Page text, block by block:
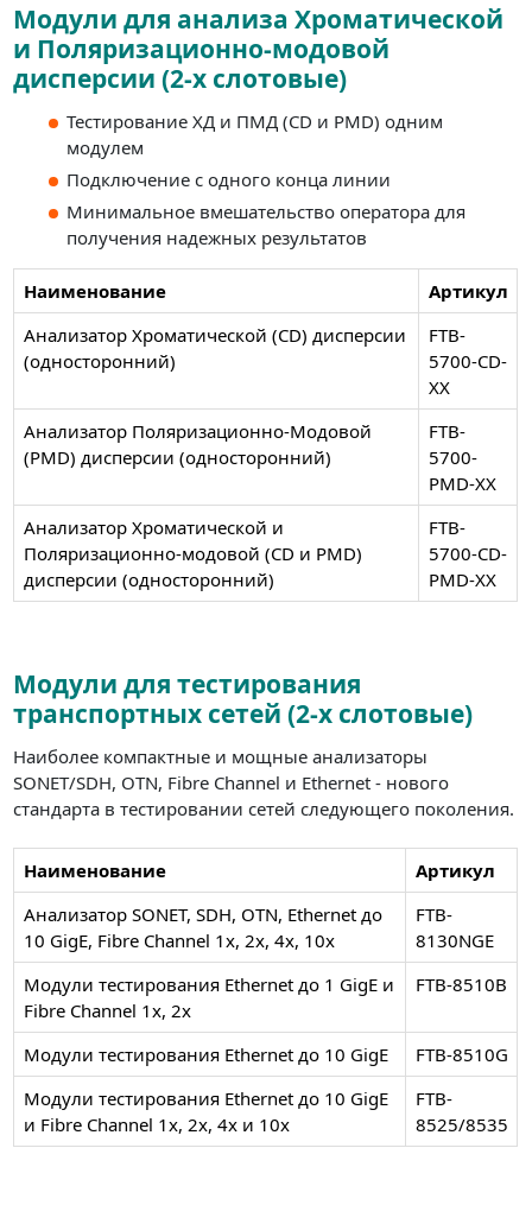
Модули для анализа Хроматической
и Поляризационно-модовой
дисперсии (2-х слотовые)
Тестирование ХД и ПМД (CD и PMD) одним
модулем
Подключение с одного конца линии
Минимальное вмешательство оператора для
получения надежных результатов
Наименование
Артикул
Анализатор Хроматической (CD) дисперсии
(односторонний)
FTB-
5700-CD-
XX
Анализатор Поляризационно-Модовой
(PMD) дисперсии (односторонний)
FTB-
5700-
PMD-XX
Анализатор Хроматической и
Поляризационно-модовой (CD и PMD)
дисперсии (односторонний)
FTB-
5700-CD-
PMD-XX
Модули для тестирования
транспортных сетей (2-х слотовые)
Наиболее компактные и мощные анализаторы
SONET/SDH, OTN, Fibre Channel и Ethernet - нового
стандарта в тестировании сетей следующего поколения.
Наименование
Артикул
Анализатор SONET, SDH, OTN, Ethernet до
10 GigE, Fibre Channel 1x, 2x, 4x, 10x
FTB-
8130NGE
Модули тестирования Ethernet до 1 GigE и
Fibre Channel 1x, 2x
FTB-8510B
Модули тестирования Ethernet до 10 GigE
FTB-8510G
Модули тестирования Ethernet до 10 GigE
и Fibre Channel 1x, 2x, 4x и 10x
FTB-
8525/8535